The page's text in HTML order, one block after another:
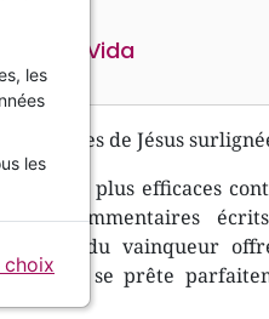
Vida
Paroles de Jésus
les plus efficaces
de commentaires
Bible du vainqueur
et se prête
les
les
choix